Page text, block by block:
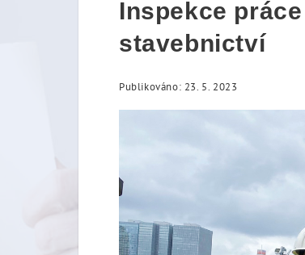
Inspekce
stavebnictví
Publikováno: 23. 5. 2023